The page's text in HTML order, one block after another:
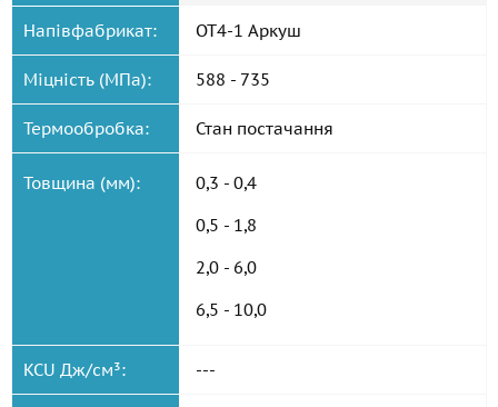
Напівфабрикат: ОТ4-1 Аркуш
Міцність (МПа): 588 - 735
Термообробка: Стан постачання
Товщина (мм):
0,3 - 0,4
0,5 - 1,8
2,0 - 6,0
6,5 - 10,0
KCU Дж/см³: ---